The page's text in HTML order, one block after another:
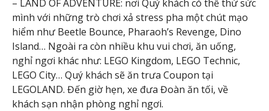
– LAND OF ADVENTURE: nơi Quý khách có thể thử sức
mình với những trò chơi xả stress pha một chút mạo
hiểm như Beetle Bounce, Pharaoh’s Revenge, Dino
Island… Ngoài ra còn nhiều khu vui chơi, ăn uống,
nghỉ ngơi khác như: LEGO Kingdom, LEGO Technic,
LEGO City… Quý khách sẽ ăn trưa Coupon tại
LEGOLAND. Đến giờ hẹn, xe đưa Đoàn ăn tối, về
khách sạn nhận phòng nghỉ ngơi.